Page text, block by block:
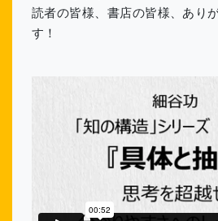
読者の皆様、書店の皆様、あり
す！